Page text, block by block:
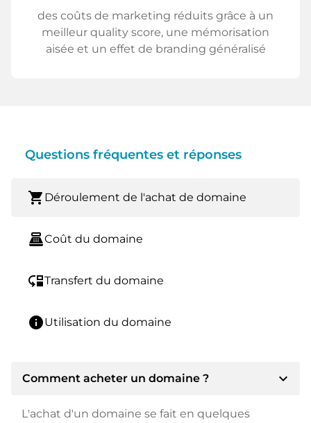
des coûts de marketing réduits grâce à un
meilleur quality score, une mémorisation
aisée et un effet de branding généralisé
Questions fréquentes et réponses
shopping_cart Déroulement de l'achat de domaine
point_of_saleCoût du domaine
move_downTransfert du domaine
infoUtilisation du domaine
Comment acheter un domaine ? expand_more
L'achat d'un domaine se fait en quelques